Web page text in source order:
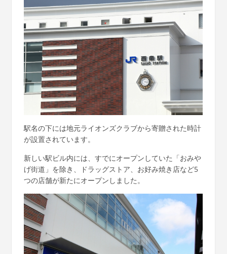
駅名の下には地元ライオンズクラブから寄贈された時計
が設置されています。
新しい駅ビル内には、すでにオープンしていた「おみや
げ街道」を除き、ドラッグストア、お好み焼き店など5
つの店舗が新たにオープンしました。